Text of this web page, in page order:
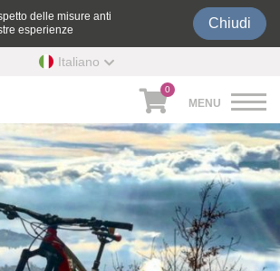
delle misure anti
esperienze
Chiudi
Italiano
0